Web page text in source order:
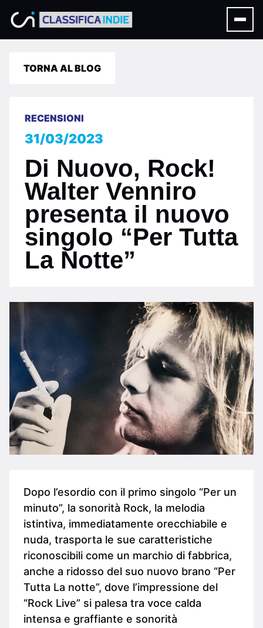
TORNA AL BLOG
RECENSIONI
31/03/2023
Di Nuovo, Rock!
Walter Venniro
presenta il nuovo
singolo “Per Tutta
La Notte”
Dopo l’esordio con il primo singolo “Per un
minuto”, la sonorità Rock, la melodia
istintiva, immediatamente orecchiabile e
nuda, trasporta le sue caratteristiche
riconoscibili come un marchio di fabbrica,
anche a ridosso del suo nuovo brano “Per
Tutta La notte”, dove l’impressione del
“Rock Live” si palesa tra voce calda
intensa e graffiante e sonorità